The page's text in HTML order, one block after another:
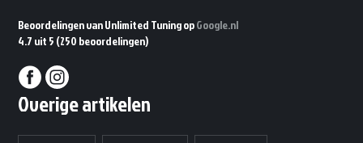
Beoordelingen van Unlimited Tuning opGoogle.nl
4.7 uit 5 (250 beoordelingen)
Overige artikelen